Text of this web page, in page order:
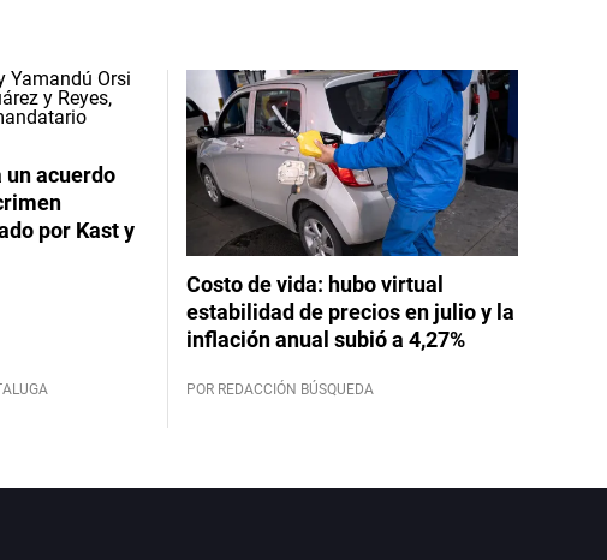
un acuerdo
por Kast y
Costo de vida: hubo virtual
estabilidad de precios en julio y la
inflación anual subió a 4,27%
POR REDACCIÓN BÚSQUEDA